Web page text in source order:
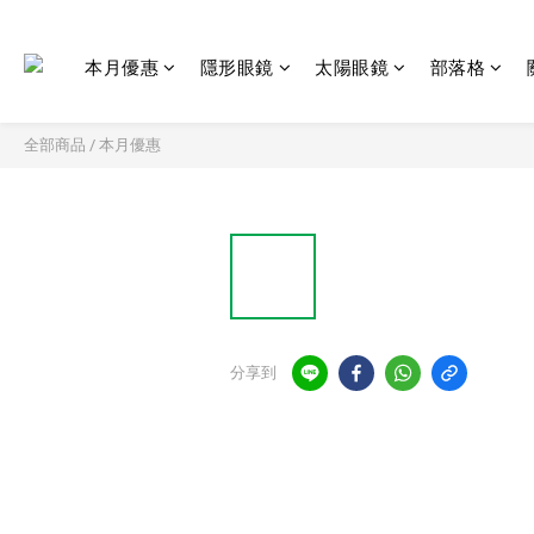
本月優惠 隱形眼鏡 太陽眼鏡 部落格
全部商品 / 本月優惠
分享到